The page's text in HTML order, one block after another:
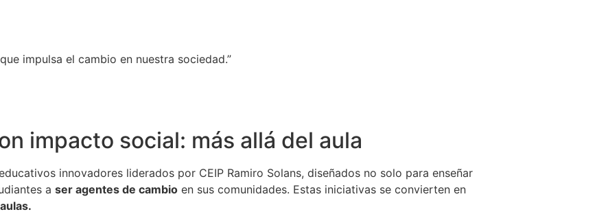
impulsa el cambio en nuestra sociedad.”
impacto social: más allá del aula
innovadores liderados por CEIP Ramiro Solans, diseñados no solo para enseñar
a ser agentes de cambio en sus comunidades. Estas iniciativas se convierten en